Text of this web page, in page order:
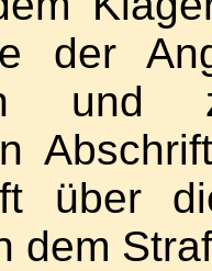
der
über
dem